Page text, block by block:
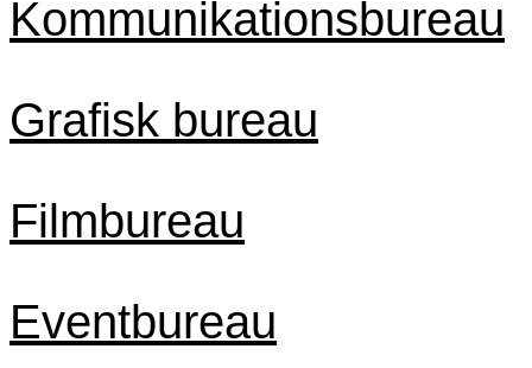
Kommunikationsbureau
Grafisk bureau
Filmbureau
Eventbureau